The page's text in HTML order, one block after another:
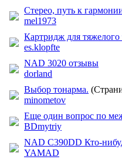
Стерео, путь к
mel1973
Картридж для тяжелого
es.klopfte
NAD 3020 отзывы
dorland
Выбор тонарма.
minometov
Еще один вопрос по
BDmytriy
NAD C390DD Кто-
YAMAD